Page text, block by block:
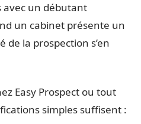
avec un débutant
un cabinet présente un
la prospection s’en
Easy Prospect ou tout
simples suffisent :